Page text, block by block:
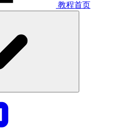
教程首页